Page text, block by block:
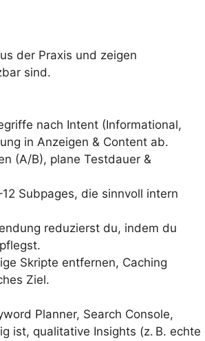
der Praxis und zeigen
sind.
nach Intent (Informational,
in Anzeigen & Content ab.
(A/B), plane Testdauer &
Subpages, die sinnvoll intern
reduzierst du, indem du
Skripte entfernen, Caching
Ziel.
Planner, Search Console,
ist, qualitative Insights (z. B. echte